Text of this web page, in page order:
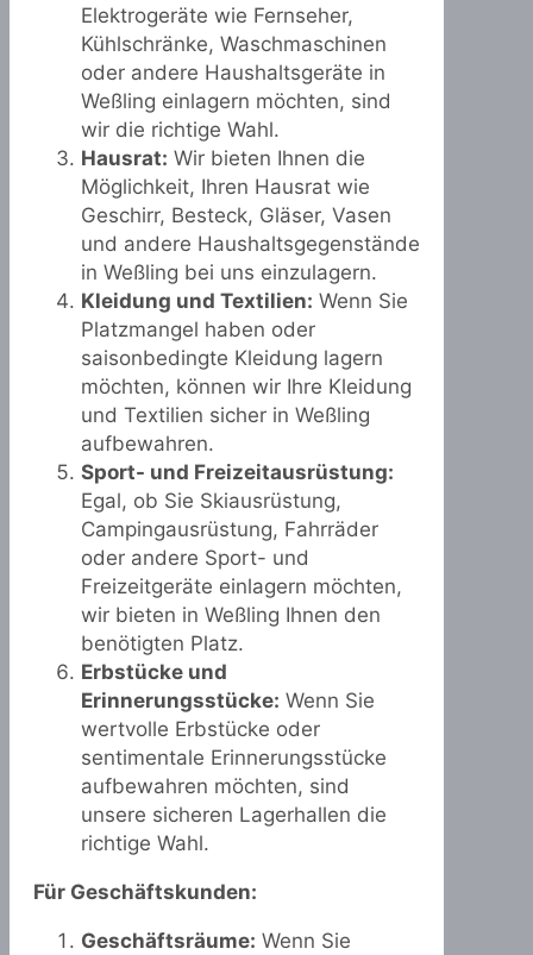
Elektrogeräte wie Fernseher,
Kühlschränke, Waschmaschinen
oder andere Haushaltsgeräte in
Weßling einlagern möchten, sind
wir die richtige Wahl.
Hausrat: Wir bieten Ihnen die
Möglichkeit, Ihren Hausrat wie
Geschirr, Besteck, Gläser, Vasen
und andere Haushaltsgegenstände
in Weßling bei uns einzulagern.
Kleidung und Textilien: Wenn Sie
Platzmangel haben oder
saisonbedingte Kleidung lagern
möchten, können wir Ihre Kleidung
und Textilien sicher in Weßling
aufbewahren.
Sport- und Freizeitausrüstung:
Egal, ob Sie Skiausrüstung,
Campingausrüstung, Fahrräder
oder andere Sport- und
Freizeitgeräte einlagern möchten,
wir bieten in Weßling Ihnen den
benötigten Platz.
Erbstücke und
Erinnerungsstücke: Wenn Sie
wertvolle Erbstücke oder
sentimentale Erinnerungsstücke
aufbewahren möchten, sind
unsere sicheren Lagerhallen die
richtige Wahl.
Für Geschäftskunden:
Geschäftsräume: Wenn Sie